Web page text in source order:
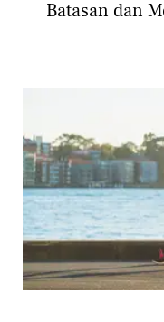
Batasan dan